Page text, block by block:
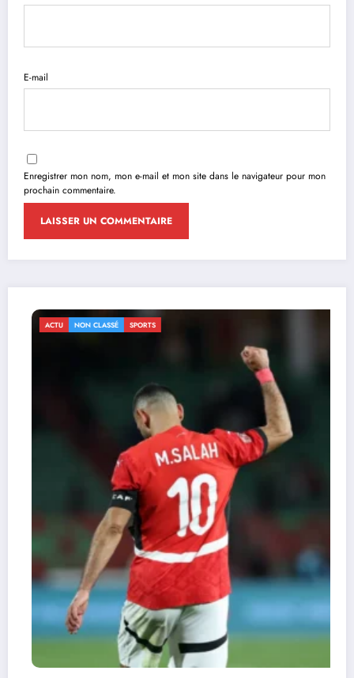
E-mail
Enregistrer mon nom, mon e-mail et mon site dans le navigateur pour mon
prochain commentaire.
ACTU NON CLASSÉ SPORTS
CAN 2025 : le Sénégal renverse le Soudan
(3-1) et file en quarts
3 janvier 2026 Durandeau